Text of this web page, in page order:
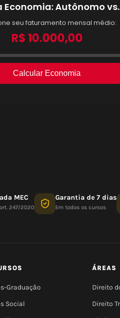
MEC
247/2020
Garantia de 7 dias
Em todos os cursos
Graduação
Social
ÁREAS
Direito
Direito